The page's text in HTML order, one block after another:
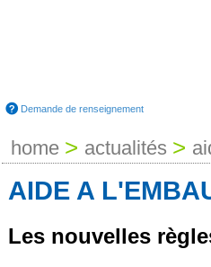
Demande de renseignement
home > actualités >
AIDE A
Les nouvelles